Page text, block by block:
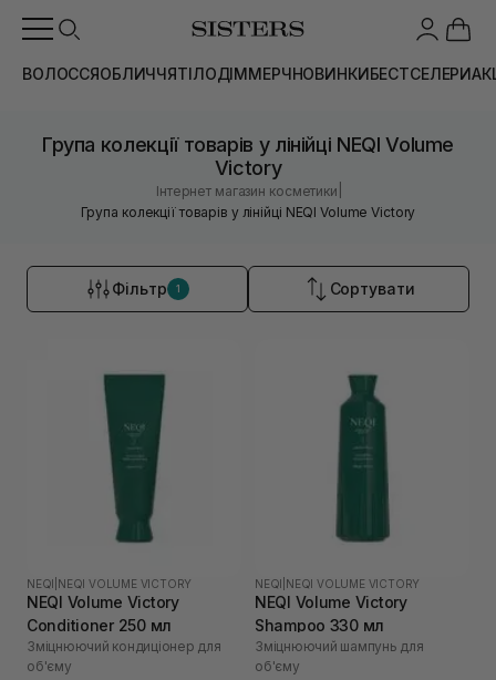
ВОЛОССЯОБЛИЧЧЯТІЛОДІММЕРЧНОВИНКИБЕСТСЕЛЕРИ
Група колекції товарів у лінійці NEQI Volume
Victory
Інтернет магазин косметики
Група колекції товарів у лінійці NEQI Volume Victory
Фільтр 1 Сортувати
NEQI NEQI VOLUME VICTORY
NEQI Volume Victory
Conditioner 250 мл
Зміцнюючий кондиціонер для
об'єму
NEQI NEQI VOLUME VICTORY
NEQI Volume Victory
Shampoo 330 мл
Зміцнюючий шампунь для
об'єму